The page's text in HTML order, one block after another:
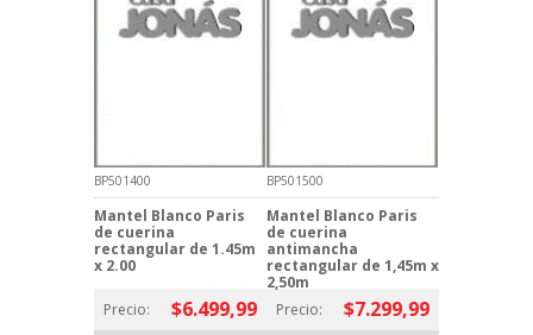
BP501400
Mantel Blanco Paris
de cuerina
rectangular de 1.45m
x 2.00
Precio: $6.499,99
BP501500
Mantel Blanco Paris
de cuerina
antimancha
rectangular de 1,45m x
2,50m
Precio:
$7.299,99